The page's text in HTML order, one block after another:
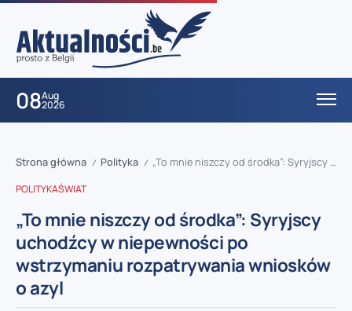
08Aug
2026
Strona główna / Polityka / „To mnie niszczy od środka”: Syryjscy uchodźcy w niepewności po wstrzymaniu rozpatrywania wniosków o azyl
POLITYKAŚWIAT
„To mnie niszczy od środka”: Syryjscy
uchodźcy w niepewności po
wstrzymaniu rozpatrywania wniosków
o azyl